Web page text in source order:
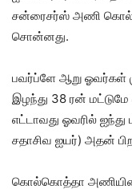
சன்ரைசர்ஸ் அணி
சொன்னது.
பவர்ப்ளே ஆறு ஓவர்கள்
இழந்து 38 ரன் மட்டுமே
எட்டாவது ஓவரில்
சதாசிவ ஐயர்) அதன்
கொல்கொத்தா அணியின்